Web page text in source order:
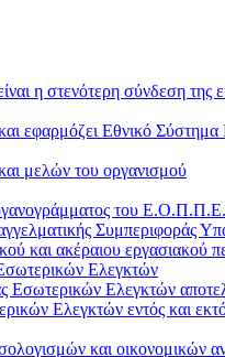
η στενότερη σύνδεση της
εφαρμόζει Eθνικό Σύστημα
μελών του οργανισμού
του
Συμπεριφοράς
και ακέραιου εργασιακού
Ελεγκτών
Εσωτερικών Ελεγκτών
Ελεγκτών εντός και
και οικονομικών